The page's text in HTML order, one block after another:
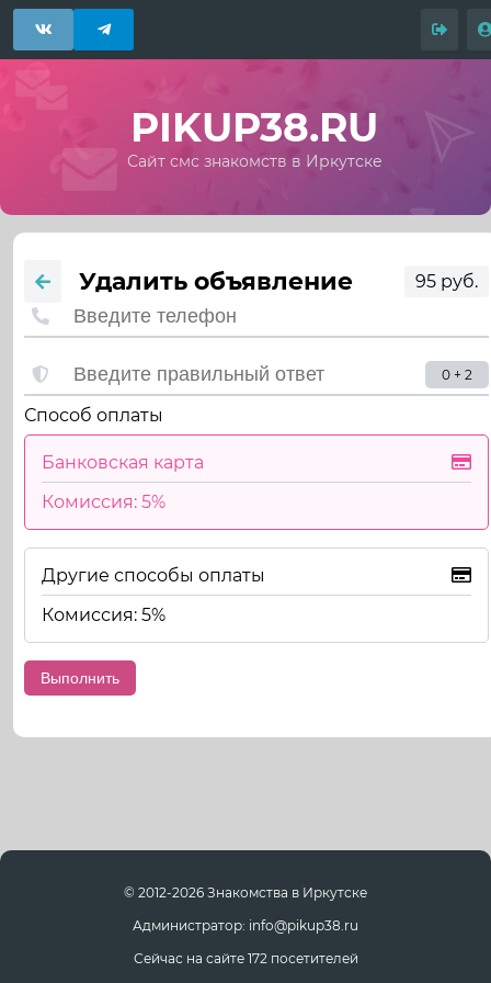
PIKUP38.RU
Сайт смс знакомств в Иркутске
Удалить объявление 95 руб.
0 + 2
Способ оплаты
Банковская карта
Комиссия: 5%
Другие способы оплаты
Комиссия: 5%
© 2012-2026 Знакомства в Иркутске
Администратор: info@pikup38.ru
Сейчас на сайте 172 посетителей